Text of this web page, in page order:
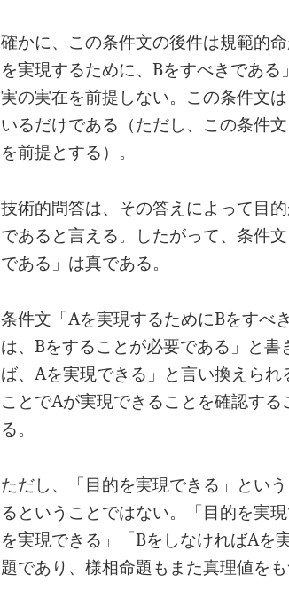
確かに、この条件文の後件は規範的
を実現するために、Bをすべきであ
実の実在を前提しない。この条件文
いるだけである（ただし、この条件
を前提とする）。
技術的問答は、その答えによって目
であると言える。したがって、条件
である」は真である。
条件文「Aを実現するためにBをすべ
は、Bをすることが必要である」と
ば、Aを実現できる」と言い換えら
ことでAが実現できることを確認す
る。
ただし、「目的を実現できる」とい
るということではない。「目的を実
を実現できる」「BをしなければAを
題であり、様相命題もまた真理値をも